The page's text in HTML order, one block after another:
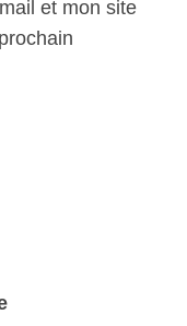
et mon site